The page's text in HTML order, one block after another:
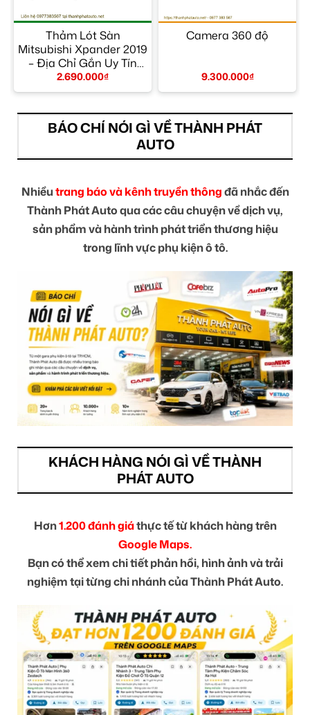
Thảm Lót Sàn
Mitsubishi Xpander 2019
– Địa Chỉ Gắn Uy Tín
TPHCM
2.690.000₫
Camera 360 độ
9.300.000₫
BÁO CHÍ NÓI GÌ VỀ THÀNH PHÁT
AUTO
Nhiềutrang báo và kênh truyền thôngđã nhắc đến
Thành Phát Auto qua các câu chuyện về dịch vụ,
sản phẩm và hành trình phát triển thương hiệu
trong lĩnh vực phụ kiện ô tô.
KHÁCH HÀNG NÓI GÌ VỀ THÀNH
PHÁT AUTO
Hơn1.200 đánh giáthực tế từ khách hàng trên
Google Maps.
Bạn có thể xem chi tiết phản hồi, hình ảnh và trải
nghiệm tại từng chi nhánh của Thành Phát Auto.